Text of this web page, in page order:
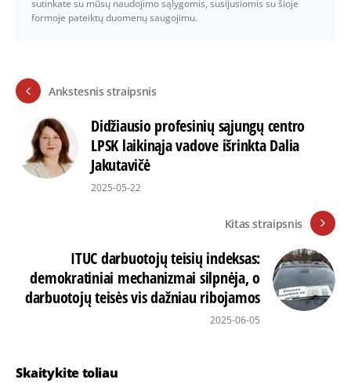
sutinkate su mūsų naudojimo sąlygomis, susijusiomis su šioje
formoje pateiktų duomenų saugojimu.
Ankstesnis straipsnis
Didžiausio profesinių sąjungų centro
LPSK laikinąja vadove išrinkta Dalia
Jakutavičė
2025-05-22
Kitas straipsnis
ITUC darbuotojų teisių indeksas:
demokratiniai mechanizmai silpnėja, o
darbuotojų teisės vis dažniau ribojamos
2025-06-05
Skaitykite toliau